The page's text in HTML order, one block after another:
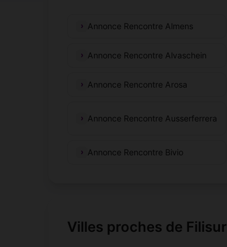
Annonce Rencontre Almens
Annonce Rencontre Alvaschein
Annonce Rencontre Arosa
Annonce Rencontre Ausserferrera
Annonce Rencontre Bivio
Villes proches de Filisur